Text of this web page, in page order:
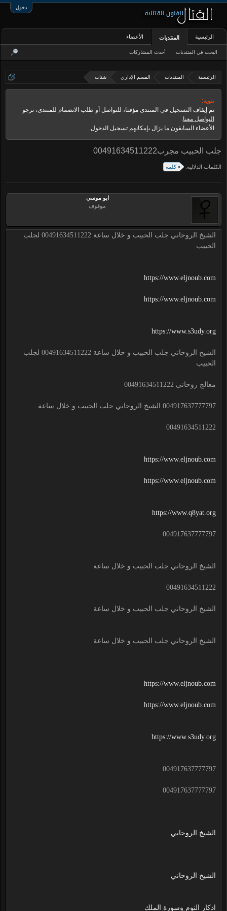
دخول
الرئيسية المنتديات القسم الإداري شتات
تنويه:
تم إيقاف التسجيل في المنتدى مؤقتا، للتواصل أو طلب الانضمام للمنتدى، نرجو
التواصل معنا.
الأعضاء السابقون ما يزال بإمكانهم تسجيل الدخول.
جلب الحبيب مجرب00491634511222
الكلمات الدلالية: كلمة
ابو موسي
موقوف
الشيخ الروحاني جلب الحبيب و خلال ساعة 00491634511222 لجلب
الحبيب
https://www.eljnoub.com
https://www.eljnoub.com
https://www.s3udy.org
الشيخ الروحاني جلب الحبيب و خلال ساعة 00491634511222 لجلب
الحبيب
معالج روحانى 00491634511222
004917637777797 الشيخ الروحاني جلب الحبيب و خلال ساعة
00491634511222
https://www.eljnoub.com
https://www.eljnoub.com
https://www.q8yat.org
004917637777797
الشيخ الروحاني جلب الحبيب و خلال ساعة
00491634511222
الشيخ الروحاني جلب الحبيب و خلال ساعة
الشيخ الروحاني جلب الحبيب و خلال ساعة
https://www.eljnoub.com
https://www.eljnoub.com
https://www.s3udy.org
004917637777797
004917637777797
الشيخ الروحاني
الشيخ الروحاني
اذكار النوم وسورة الملك
الرئيسية المنتديات
البحث في المنتديات أحدث المشاركات
الأعضاء